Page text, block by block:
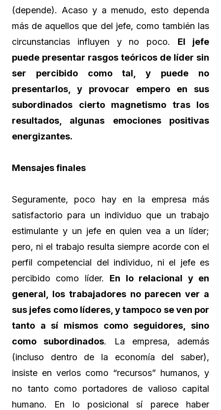
(depende). Acaso y a menudo, esto dependa
más de aquellos que del jefe, como también las
circunstancias influyen y no poco. El jefe
puede presentar rasgos teóricos de líder sin
ser percibido como tal, y puede no
presentarlos, y provocar empero en sus
subordinados cierto magnetismo tras los
resultados, algunas emociones positivas
energizantes.
Mensajes finales
Seguramente, poco hay en la empresa más
satisfactorio para un individuo que un trabajo
estimulante y un jefe en quien vea a un líder;
pero, ni el trabajo resulta siempre acorde con el
perfil competencial del individuo, ni el jefe es
percibido como líder. En lo relacional y en
general, los trabajadores no parecen ver a
sus jefes como líderes, y tampoco se ven por
tanto a sí mismos como seguidores, sino
como subordinados. La empresa, además
(incluso dentro de la economía del saber),
insiste en verlos como “recursos” humanos, y
no tanto como portadores de valioso capital
humano. En lo posicional sí parece haber